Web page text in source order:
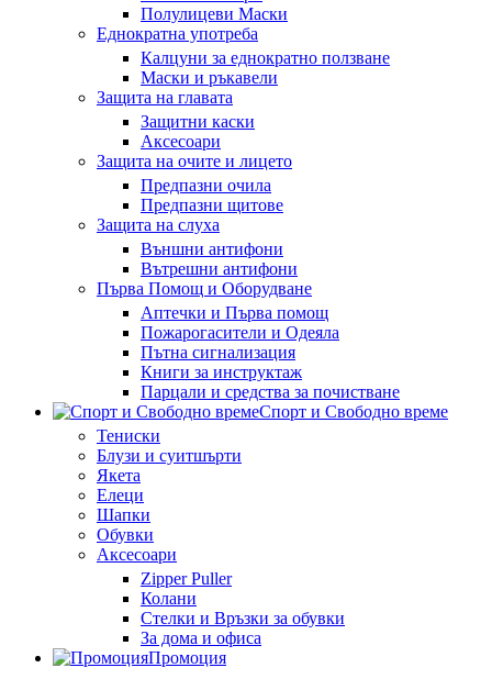
Полулицеви Маски
Еднократна употреба
Калцуни за еднократно ползване
Маски и ръкавели
Защита на главата
Защитни каски
Аксесоари
Защита на очите и лицето
Предпазни очила
Предпазни щитове
Защита на слуха
Външни антифони
Вътрешни антифони
Първа Помощ и Оборудване
Аптечки и Първа помощ
Пожарогасители и Одеяла
Пътна сигнализация
Книги за инструктаж
Парцали и средства за почистване
Спорт и Свободно време
Тениски
Блузи и суитшърти
Якета
Елеци
Шапки
Обувки
Аксесоари
Zipper Puller
Колани
Стелки и Връзки за обувки
За дома и офиса
Промоция